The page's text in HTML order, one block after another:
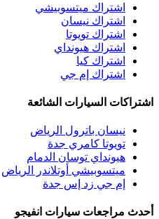
اشتراك ميتسوبيشي
اشتراك نيسان
اشتراك تويوتا
اشتراك هيونداي
اشتراك كيا
اشتراك إم جي
اشتراكات السيارات الشائعة
نيسان باترول الرياض
تويوتا كامري جدة
هيونداي توسان الدمام
ميتسوبيشي أوتلاندر الرياض
إم جي زد إس جدة
أحدث مراجعات سيارات انفيجو